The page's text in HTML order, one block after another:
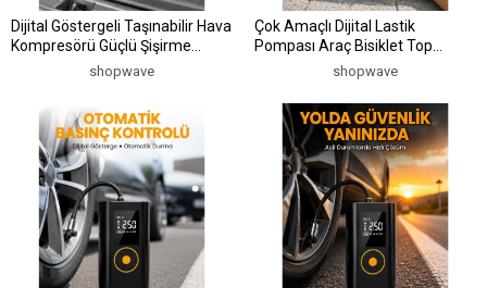
Dijital Göstergeli Taşınabilir Hava
Kompresörü Güçlü Şişirme
Performansı Yeni Nesil
shopwave
Çok Amaçlı Dijital Lastik
Pompası Araç Bisiklet Top
Uyumlu Yeni Nesil
shopwave